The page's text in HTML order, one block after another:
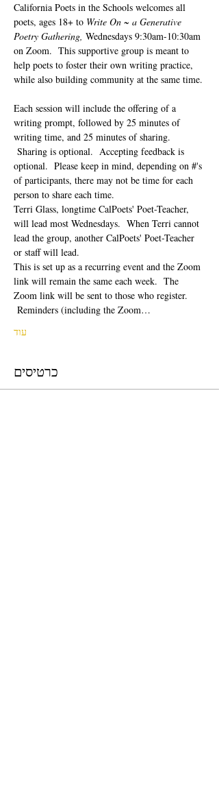
California Poets in the Schools welcomes all
poets, ages 18+ to Write On ~ a Generative
Poetry Gathering, Wednesdays 9:30am-10:30am
on Zoom.  This supportive group is meant to
help poets to foster their own writing practice,
while also building community at the same time.
Each session will include the offering of a
writing prompt, followed by 25 minutes of
writing time, and 25 minutes of sharing.
Sharing is optional.  Accepting feedback is
optional.  Please keep in mind, depending on #'s
of participants, there may not be time for each
person to share each time.
Terri Glass, longtime CalPoets' Poet-Teacher,
will lead most Wednesdays.  When Terri cannot
lead the group, another CalPoets' Poet-Teacher
or staff will lead.
This is set up as a recurring event and the Zoom
link will remain the same each week.  The
Zoom link will be sent to those who register.
Reminders (including the Zoom…
עוד
כרטיסים